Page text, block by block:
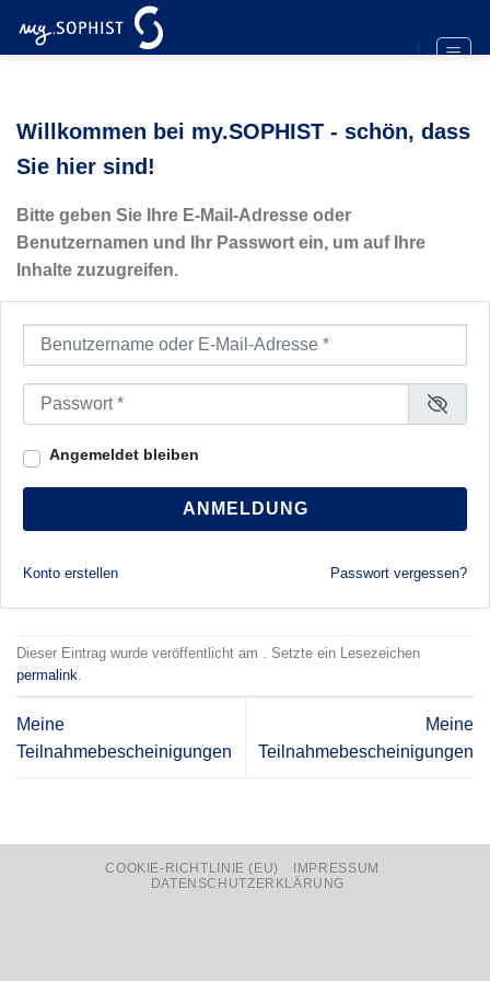
Inhalt
Willkommen bei my.SOPHIST - schön, dass
Sie hier sind!
Bitte geben Sie Ihre E-Mail-Adresse oder
Benutzernamen und Ihr Passwort ein, um auf Ihre
Inhalte zuzugreifen.
Benutzername oder E-Mail-Adresse
Passwort
Angemeldet bleiben
ANMELDUNG
Konto erstellen Passwort vergessen?
Dieser Eintrag wurde veröffentlicht am . Setzte ein Lesezeichen
permalink.
Meine
Teilnahmebescheinigungen
Meine
Teilnahmebescheinigungen
COOKIE-RICHTLINIE (EU)
IMPRESSUM
DATENSCHUTZERKLÄRUNG